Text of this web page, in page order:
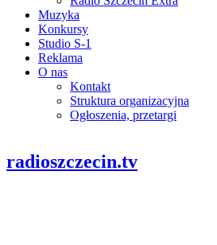
Muzyka
Konkursy
Studio S-1
Reklama
O nas
Kontakt
Struktura organizacyjna
Ogłoszenia, przetargi
radioszczecin.tv